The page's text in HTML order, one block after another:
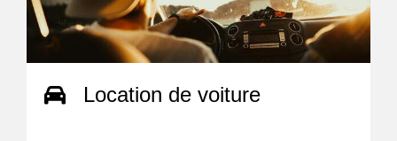
Location de voiture